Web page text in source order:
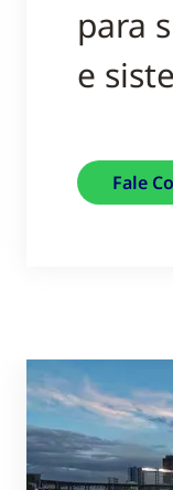
para
e
Fale